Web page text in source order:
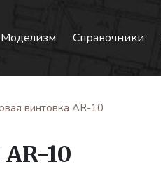
Моделизм Справочники
винтовка AR-10
10